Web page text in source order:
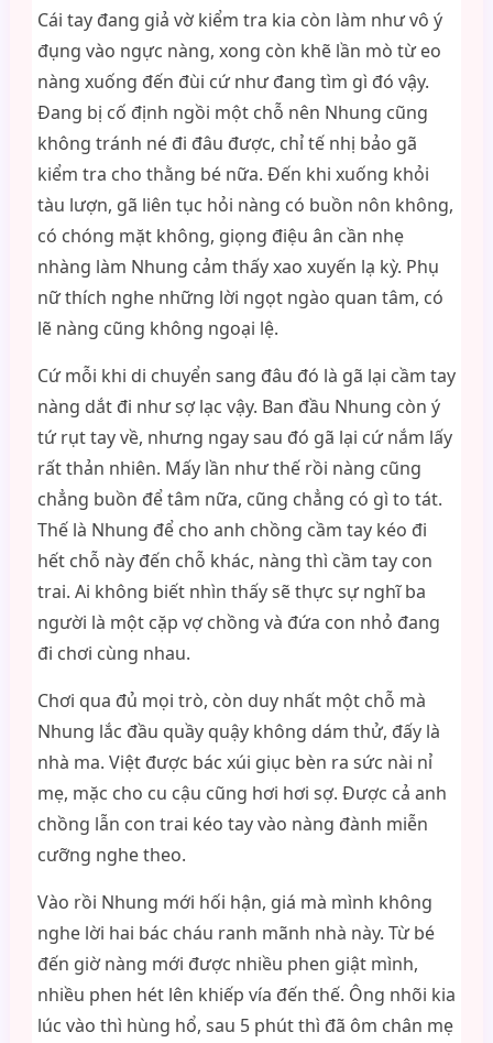
Cái tay đang giả vờ kiểm tra kia còn làm như vô ý
đụng vào ngực nàng, xong còn khẽ lần mò từ eo
nàng xuống đến đùi cứ như đang tìm gì đó vậy.
Đang bị cố định ngồi một chỗ nên Nhung cũng
không tránh né đi đâu được, chỉ tế nhị bảo gã
kiểm tra cho thằng bé nữa. Đến khi xuống khỏi
tàu lượn, gã liên tục hỏi nàng có buồn nôn không,
có chóng mặt không, giọng điệu ân cần nhẹ
nhàng làm Nhung cảm thấy xao xuyến lạ kỳ. Phụ
nữ thích nghe những lời ngọt ngào quan tâm, có
lẽ nàng cũng không ngoại lệ.
Cứ mỗi khi di chuyển sang đâu đó là gã lại cầm tay
nàng dắt đi như sợ lạc vậy. Ban đầu Nhung còn ý
tứ rụt tay về, nhưng ngay sau đó gã lại cứ nắm lấy
rất thản nhiên. Mấy lần như thế rồi nàng cũng
chẳng buồn để tâm nữa, cũng chẳng có gì to tát.
Thế là Nhung để cho anh chồng cầm tay kéo đi
hết chỗ này đến chỗ khác, nàng thì cầm tay con
trai. Ai không biết nhìn thấy sẽ thực sự nghĩ ba
người là một cặp vợ chồng và đứa con nhỏ đang
đi chơi cùng nhau.
Chơi qua đủ mọi trò, còn duy nhất một chỗ mà
Nhung lắc đầu quầy quậy không dám thử, đấy là
nhà ma. Việt được bác xúi giục bèn ra sức nài nỉ
mẹ, mặc cho cu cậu cũng hơi hơi sợ. Được cả anh
chồng lẫn con trai kéo tay vào nàng đành miễn
cưỡng nghe theo.
Vào rồi Nhung mới hối hận, giá mà mình không
nghe lời hai bác cháu ranh mãnh nhà này. Từ bé
đến giờ nàng mới được nhiều phen giật mình,
nhiều phen hét lên khiếp vía đến thế. Ông nhõi kia
lúc vào thì hùng hổ, sau 5 phút thì đã ôm chân mẹ